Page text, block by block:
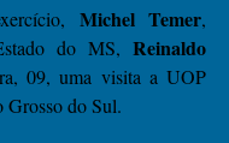
Michel Temer,
do MS,Reinaldo
09, uma visita a UOP
do Sul.